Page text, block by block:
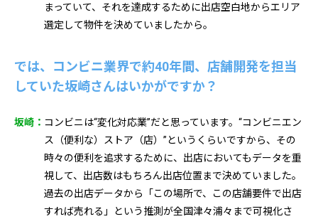
まっていて、それを達成するために出店空白地からエリア
選定して物件を決めていましたから。
では、コンビニ業界で約40年間、店舗開発を担当
していた坂崎さんはいかがですか？
坂崎： コンビニは“変化対応業”だと思っています。“コンビニエン
ス（便利な）ストア（店）”というくらいですから、その
時々の便利を追求するために、出店においてもデータを重
視して、出店数はもちろん出店位置まで決めていました。
過去の出店データから「この場所で、この店舗要件で出店
すれば売れる」という推測が全国津々浦々まで可視化さ